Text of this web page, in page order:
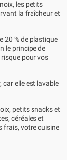
les petits
la fraîcheur et
20 % de plastique
le principe de
pour vos
car elle est lavable
petits snacks et
céréales et
frais, votre cuisine